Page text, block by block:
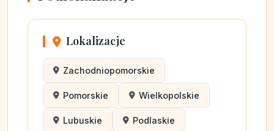
Lokalizacje
Zachodniopomorskie
Pomorskie Wielkopolskie
Lubuskie Podlaskie